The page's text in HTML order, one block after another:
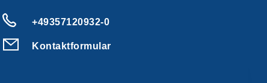
+49357120932-0
Kontaktformular